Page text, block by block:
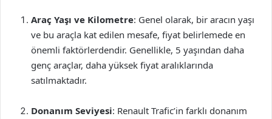
Araç Yaşı ve Kilometre: Genel olarak, bir aracın yaşı
ve bu araçla kat edilen mesafe, fiyat belirlemede en
önemli faktörlerdendir. Genellikle, 5 yaşından daha
genç araçlar, daha yüksek fiyat aralıklarında
satılmaktadır.
Donanım Seviyesi: Renault Trafic’in farklı donanım